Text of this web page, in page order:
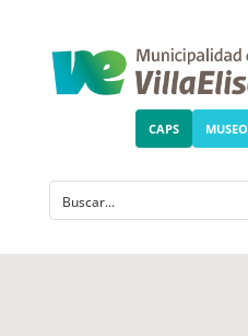
CAPS MUSEO